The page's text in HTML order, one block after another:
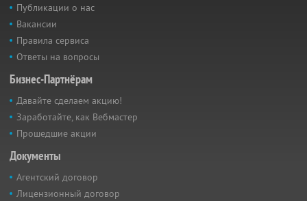
Публикации о нас
Вакансии
Правила сервиса
Ответы на вопросы
Бизнес-Партнёрам
Давайте сделаем акцию!
Заработайте, как Вебмастер
Прошедшие акции
Документы
Агентский договор
Лицензионный договор